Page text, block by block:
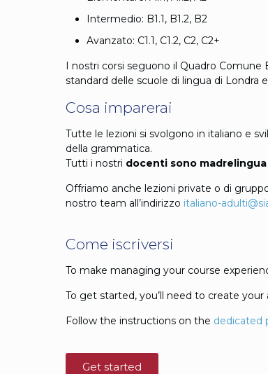
Intermedio: B1.1, B1.2, B2
Avanzato: C1.1, C1.2, C2, C2+
I nostri corsi seguono il Quadro
standard delle scuole di lingua di Londra e
Cosa imparerai
Tutte le lezioni si svolgono in italiano e
della grammatica.
Tutti i nostri docenti sono
Offriamo anche lezioni private o di
nostro team all’indirizzo italiano-
Come iscriversi
To make managing your course
To get started, you’ll need to create
Follow the instructions on the dedicated
Get started